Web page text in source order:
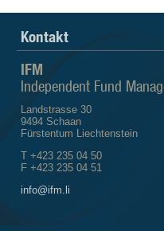
Kontakt
IFM
Independent Fund
Landstrasse 30
9494 Schaan
Fürstentum Liechtenstein
T +423 235 04 50
F +423 235 04 51
info@ifm.li